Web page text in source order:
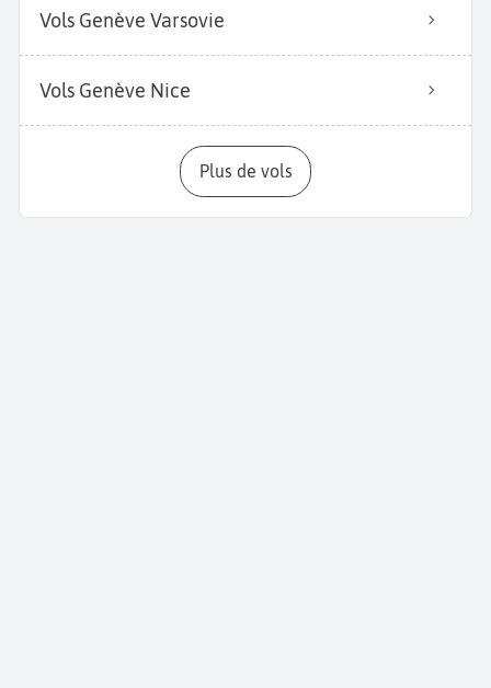
Vols Genève Varsovie
Vols Genève Nice
Plus de vols